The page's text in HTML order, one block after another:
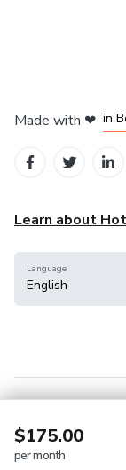
$175.00
per month
Made with ❤ in
Learn about
Language
English
Help Center